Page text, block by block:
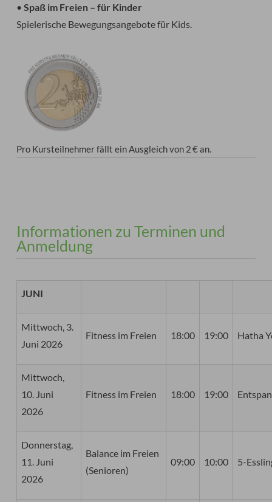
• Spaß im Freien – für Kinder
Spielerische Bewegungsangebote für Kids.
Pro Kursteilnehmer fällt ein Ausgleich von 2 € an.
Informationen zu Terminen und
Anmeldung
JUNI
Mittwoch, 3.
Juni 2026
Fitness im Freien 18:00 19:00 Hatha
Mittwoch,
10. Juni
2026
Fitness im Freien 18:00 19:00
Donnerstag,
11. Juni
2026
Balance im Freien
(Senioren)
09:00 10:00 5-